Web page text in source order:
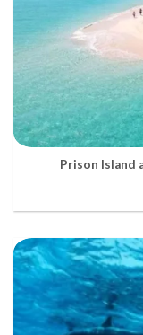
Prison Island